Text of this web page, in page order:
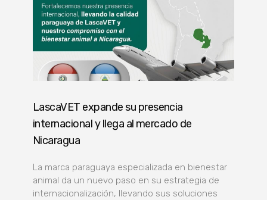
LascaVET expande su presencia
internacional y llega al mercado de
Nicaragua
La marca paraguaya especializada en bienestar
animal da un nuevo paso en su estrategia de
internacionalización, llevando sus soluciones